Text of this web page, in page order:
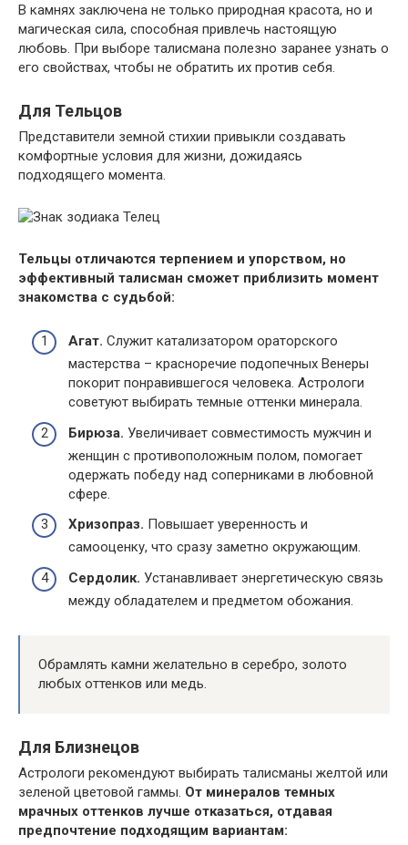
В камнях заключена не только природная красота, но и
магическая сила, способная привлечь настоящую
любовь. При выборе талисмана полезно заранее узнать о
его свойствах, чтобы не обратить их против себя.
Для Тельцов
Представители земной стихии привыкли создавать
комфортные условия для жизни, дожидаясь
подходящего момента.
Тельцы отличаются терпением и упорством, но
эффективный талисман сможет приблизить момент
знакомства с судьбой:
Агат. Служит катализатором ораторского
мастерства – красноречие подопечных Венеры
покорит понравившегося человека. Астрологи
советуют выбирать темные оттенки минерала.
Бирюза. Увеличивает совместимость мужчин и
женщин с противоположным полом, помогает
одержать победу над соперниками в любовной
сфере.
Хризопраз. Повышает уверенность и
самооценку, что сразу заметно окружающим.
Сердолик. Устанавливает энергетическую связь
между обладателем и предметом обожания.
Обрамлять камни желательно в серебро, золото
любых оттенков или медь.
Для Близнецов
Астрологи рекомендуют выбирать талисманы желтой или
зеленой цветовой гаммы. От минералов темных
мрачных оттенков лучше отказаться, отдавая
предпочтение подходящим вариантам: